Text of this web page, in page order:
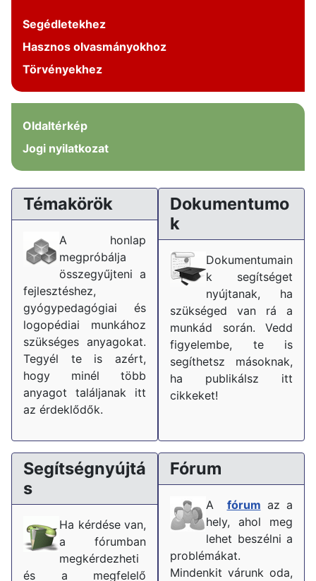
Segédletekhez
Hasznos olvasmányokhoz
Törvényekhez
Oldaltérkép
Jogi nyilatkozat
Témakörök
A honlap
megpróbálja
összegyűjteni a
fejlesztéshez,
gyógypedagógiai és
logopédiai munkához
szükséges anyagokat.
Tegyél te is azért,
hogy minél több
anyagot találjanak itt
az érdeklődők.
Dokumentumo
k
Dokumentumain
k segítséget
nyújtanak, ha
szükséged van rá a
munkád során. Vedd
figyelembe, te is
segíthetsz másoknak,
ha publikálsz itt
cikkeket!
Segítségnyújtá
s
Ha kérdése van,
a fórumban
megkérdezheti
és a megfelelő
Fórum
A fórum az a
hely, ahol meg
lehet beszélni a
problémákat.
Mindenkit várunk oda,